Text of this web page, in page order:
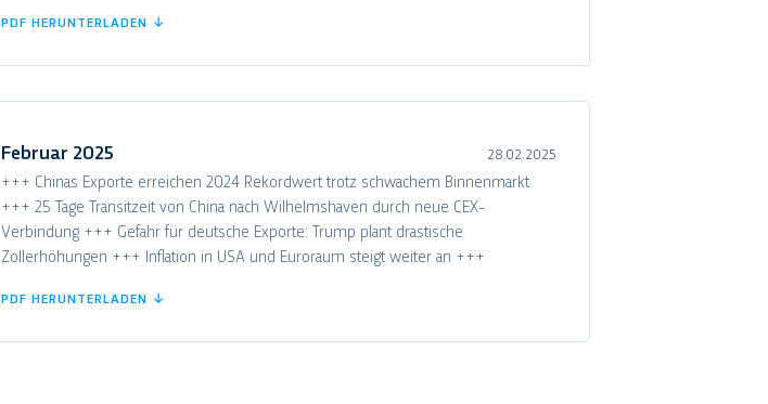
PDF HERUNTERLADEN ↓
Februar 2025 28.02.2025
+++ Chinas Exporte erreichen 2024 Rekordwert trotz schwachem Binnenmarkt
+++ 25 Tage Transitzeit von China nach Wilhelmshaven durch neue CEX-
Verbindung +++ Gefahr für deutsche Exporte: Trump plant drastische
Zollerhöhungen +++ Inflation in USA und Euroraum steigt weiter an +++
PDF HERUNTERLADEN ↓